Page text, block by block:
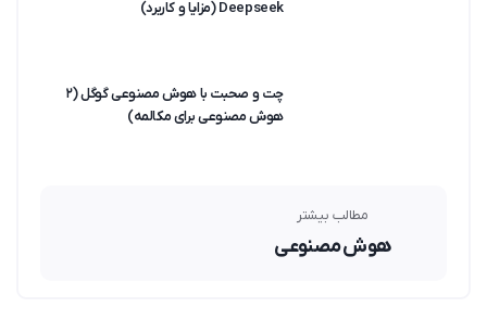
Deepseek (مزایا و کاربرد)
چت و صحبت با هوش مصنوعی گوگل (۲
هوش مصنوعی برای مکالمه)
مطالب بیشتر
هوش مصنوعی